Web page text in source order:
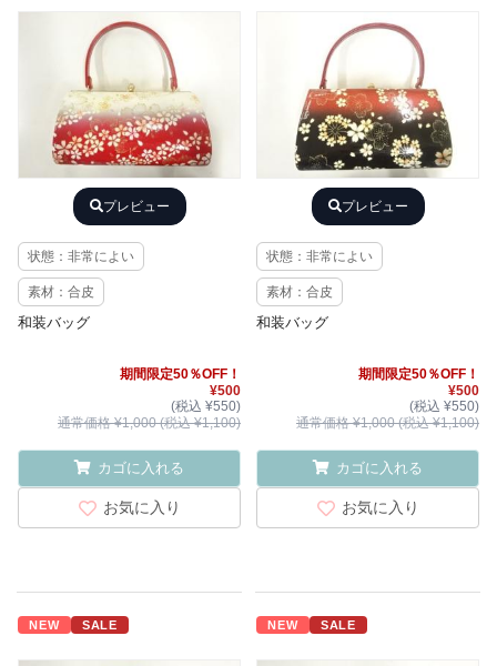
プレビュー
状態：非常によい
素材：合皮
和装バッグ
期間限定50％OFF！
¥500
(税込 ¥550)
通常価格 ¥1,000 (税込 ¥1,100)
カゴに入れる
お気に入り
プレビュー
状態：非常によい
素材：合皮
和装バッグ
期間限定50％OFF！
¥500
(税込 ¥550)
通常価格 ¥1,000 (税込 ¥1,100)
カゴに入れる
お気に入り
NEW SALE NEW SALE